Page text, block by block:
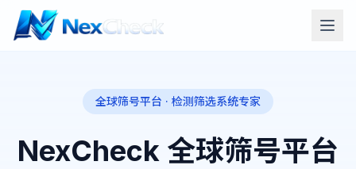
全球筛号平台 · 检测筛选系统专家
NexCheck 全球筛号平台